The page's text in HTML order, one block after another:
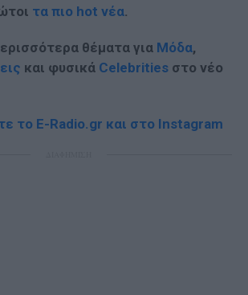
τα πιο hot νέα.
θέματα για Μόδα,
και φυσικά Celebrities στο νέο
το E-Radio.gr και στο Instagram